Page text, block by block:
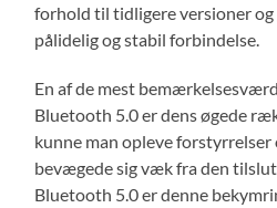
forhold til tidligere versioner og
pålidelig og stabil forbindelse.
En af de mest
Bluetooth 5.0 er dens øgede
kunne man opleve forstyrrelser
bevægede sig væk fra den
Bluetooth 5.0 er denne